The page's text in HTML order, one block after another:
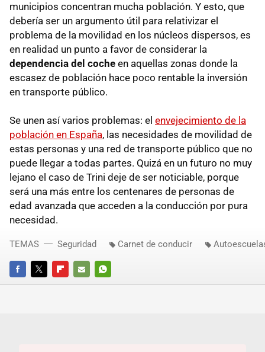
municipios concentran mucha población. Y esto, que
debería ser un argumento útil para relativizar el
problema de la movilidad en los núcleos dispersos, es
en realidad un punto a favor de considerar la
dependencia del coche en aquellas zonas donde la
escasez de población hace poco rentable la inversión
en transporte público.
Se unen así varios problemas: el envejecimiento de la
población en España, las necesidades de movilidad de
estas personas y una red de transporte público que no
puede llegar a todas partes. Quizá en un futuro no muy
lejano el caso de Trini deje de ser noticiable, porque
será una más entre los centenares de personas de
edad avanzada que acceden a la conducción por pura
necesidad.
FACEBOOKTWITTERFLIPBOARD
E-
WHATSAPP
TEMAS Seguridad Carnet de conducir